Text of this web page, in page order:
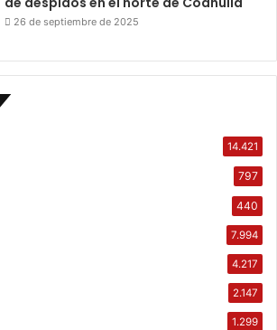
26 de septiembre de 2025
14.421
797
440
7.994
4.217
2.147
1.299